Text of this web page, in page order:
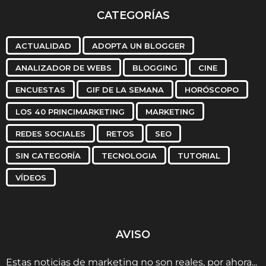
CATEGORÍAS
ACTUALIDAD ADOPTA UN BLOGGER
ANALIZADOR DE WEBS BLOGGING CINE
ENCUESTAS GIF DE LA SEMANA HORÓSCOPO
LOS 40 PRINCIMARKETING MARKETING
REDES SOCIALES RETOS SEO
SIN CATEGORÍA TECNOLOGIA TUTORIAL
VÍDEOS
AVISO
Estas noticias de marketing no son reales, por ahora...